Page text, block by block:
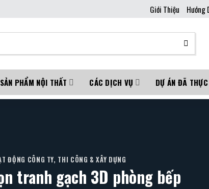
Giới Thiệu Hướng
SẢN PHẨM NỘI THẤT CÁC DỊCH VỤ DỰ ÁN ĐÃ
ĐỘNG CÔNG TY, THI CÔNG & XÂY DỰNG
tranh gạch 3D phòng bếp